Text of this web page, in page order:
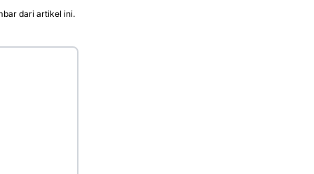
dari artikel ini.